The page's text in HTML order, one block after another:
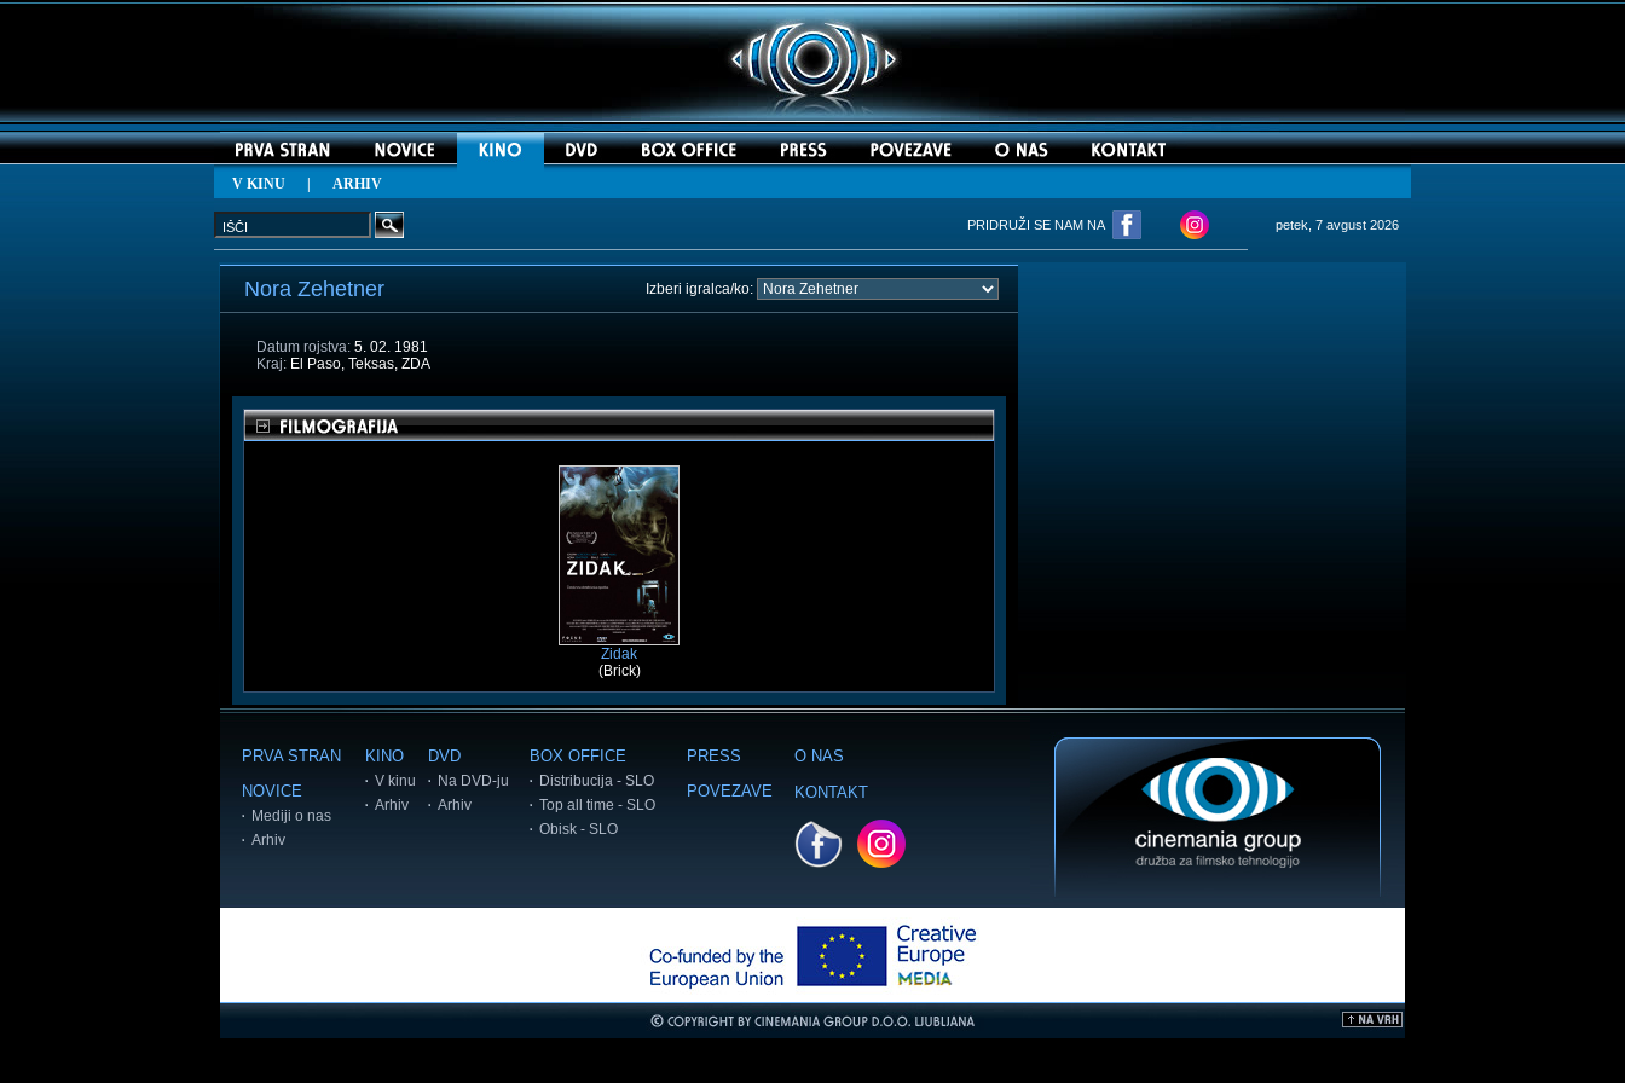
V KINU ARHIV
PRIDRUŽI SE NAM NA petek, 7 avgust 2026
Nora Zehetner Izberi igralca/ko:
Datum rojstva: 5. 02. 1981
Kraj: El Paso, Teksas, ZDA
Zidak
(Brick)
PRVA STRAN
NOVICE
Mediji o nas
Arhiv
KINO
V kinu
Arhiv
DVD
Na DVD-ju
Arhiv
BOX OFFICE
Distribucija - SLO
Top all time - SLO
Obisk - SLO
PRESS
POVEZAVE
O NAS
KONTAKT